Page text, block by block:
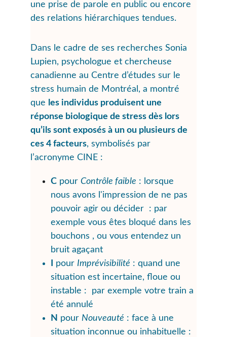
une prise de parole en public ou encore
des relations hiérarchiques tendues.
Dans le cadre de ses recherches Sonia
Lupien, psychologue et chercheuse
canadienne au Centre d’études sur le
stress humain de Montréal, a montré
que les individus produisent une
réponse biologique de stress dès lors
qu’ils sont exposés à un ou plusieurs de
ces 4 facteurs, symbolisés par
l’acronyme CINE :
C pour Contrôle faible : lorsque
nous avons l'impression de ne pas
pouvoir agir ou décider  : par
exemple vous êtes bloqué dans les
bouchons , ou vous entendez un
bruit agaçant
pour Imprévisibilité : quand une
situation est incertaine, floue ou
instable :  par exemple votre train a
été annulé
N pour Nouveauté : face à une
situation inconnue ou inhabituelle :